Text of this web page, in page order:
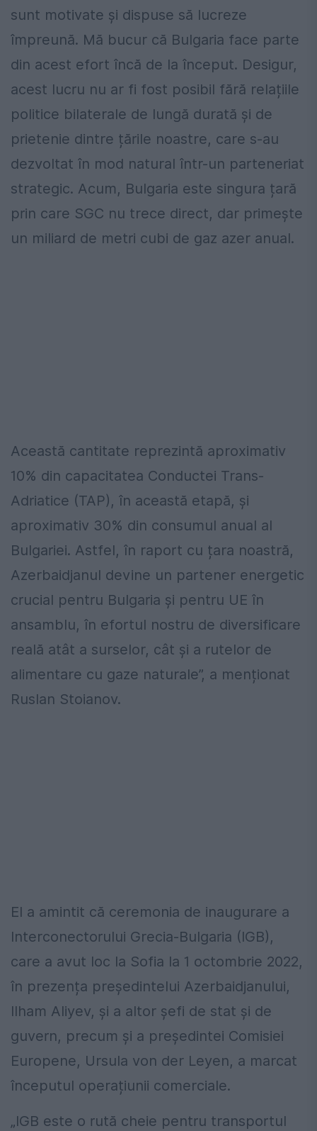
sunt motivate și dispuse să lucreze
împreună. Mă bucur că Bulgaria face parte
din acest efort încă de la început. Desigur,
acest lucru nu ar fi fost posibil fără relațiile
politice bilaterale de lungă durată și de
prietenie dintre țările noastre, care s-au
dezvoltat în mod natural într-un parteneriat
strategic. Acum, Bulgaria este singura țară
prin care SGC nu trece direct, dar primește
un miliard de metri cubi de gaz azer anual.
Această cantitate reprezintă aproximativ
10% din capacitatea Conductei Trans-
Adriatice (TAP), în această etapă, și
aproximativ 30% din consumul anual al
Bulgariei. Astfel, în raport cu țara noastră,
Azerbaidjanul devine un partener energetic
crucial pentru Bulgaria și pentru UE în
ansamblu, în efortul nostru de diversificare
reală atât a surselor, cât și a rutelor de
alimentare cu gaze naturale”, a menționat
Ruslan Stoianov.
El a amintit că ceremonia de inaugurare a
Interconectorului Grecia-Bulgaria (IGB),
care a avut loc la Sofia la 1 octombrie 2022,
în prezența președintelui Azerbaidjanului,
Ilham Aliyev, și a altor șefi de stat și de
guvern, precum și a președintei Comisiei
Europene, Ursula von der Leyen, a marcat
începutul operațiunii comerciale.
„IGB este o rută cheie pentru transportul